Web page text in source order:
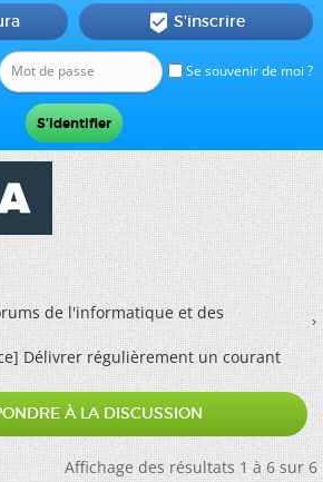
Se souvenir de moi ?
 S'inscrire
de l'informatique et des
Délivrer régulièrement un courant
À LA DISCUSSION
Affichage des résultats 1 à 6 sur 6